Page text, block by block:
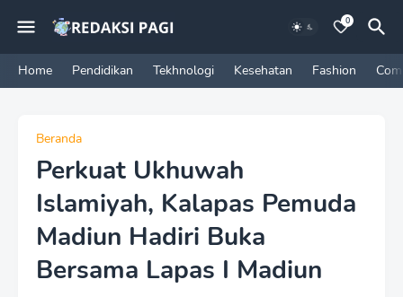
0
Home Pendidikan Tekhnologi Kesehatan Fashion
Beranda
Perkuat Ukhuwah
Islamiyah, Kalapas Pemuda
Madiun Hadiri Buka
Bersama Lapas I Madiun